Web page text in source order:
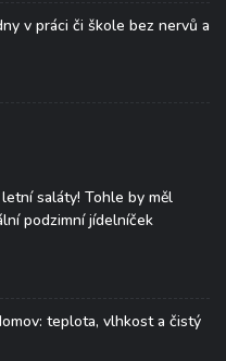
v práci či škole bez nervů a
saláty! Tohle by měl
podzimní jídelníček
teplota, vlhkost a čistý